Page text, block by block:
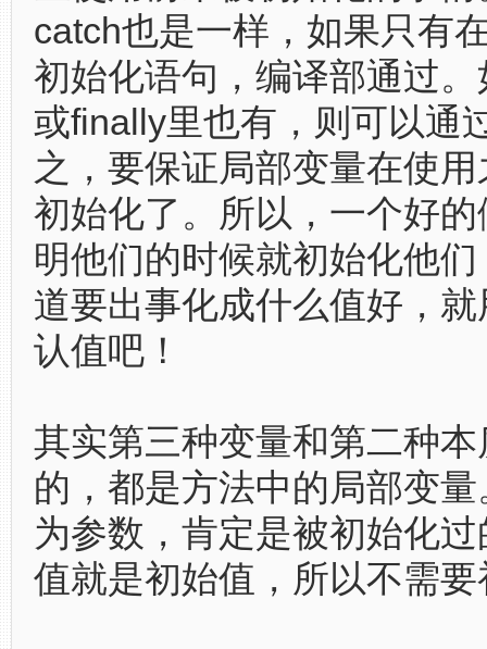
catch也是一样，如果只有
初始化语句，编译部通过
或finally里也有，则可以通
之，要保证局部变量在使
初始化了。所以，一个好
明他们的时候就初始化他
道要出事化成什么值好，
认值吧！
其实第三种变量和第二种
的，都是方法中的局部变
为参数，肯定是被初始化
值就是初始值，所以不需